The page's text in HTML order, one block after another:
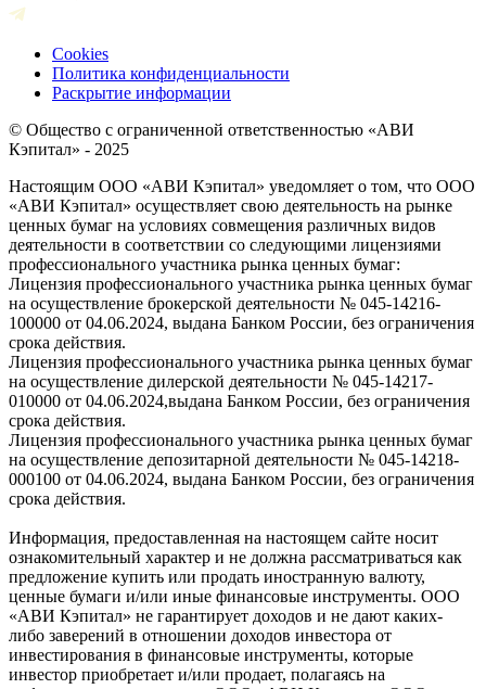
Cookies
Политика конфиденциальности
Раскрытие информации
© Общество с ограниченной ответственностью «АВИ
Кэпитал» - 2025
Настоящим ООО «АВИ Кэпитал» уведомляет о том, что ООО
«АВИ Кэпитал» осуществляет свою деятельность на рынке
ценных бумаг на условиях совмещения различных видов
деятельности в соответствии со следующими лицензиями
профессионального участника рынка ценных бумаг:
Лицензия профессионального участника рынка ценных бумаг
на осуществление брокерской деятельности № 045-14216-
100000 от 04.06.2024, выдана Банком России, без ограничения
срока действия.
Лицензия профессионального участника рынка ценных бумаг
на осуществление дилерской деятельности № 045-14217-
010000 от 04.06.2024,выдана Банком России, без ограничения
срока действия.
Лицензия профессионального участника рынка ценных бумаг
на осуществление депозитарной деятельности № 045-14218-
000100 от 04.06.2024, выдана Банком России, без ограничения
срока действия.
Информация, предоставленная на настоящем сайте носит
ознакомительный характер и не должна рассматриваться как
предложение купить или продать иностранную валюту,
ценные бумаги и/или иные финансовые инструменты. ООО
«АВИ Кэпитал» не гарантирует доходов и не дают каких-
либо заверений в отношении доходов инвестора от
инвестирования в финансовые инструменты, которые
инвестор приобретает и/или продает, полагаясь на